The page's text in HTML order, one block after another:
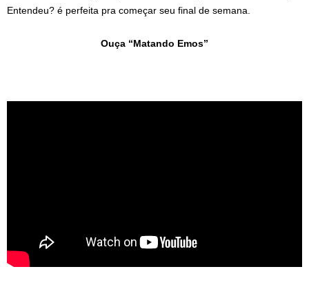
Entendeu? é perfeita pra começar seu final de semana.
Ouça “Matando Emos”